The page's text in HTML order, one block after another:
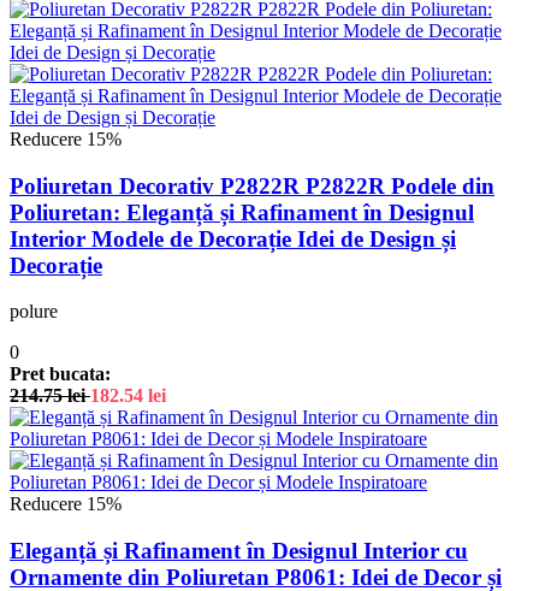
Reducere 15%
Poliuretan Decorativ P2822R P2822R Podele din
Poliuretan: Eleganță și Rafinament în Designul
Interior Modele de Decorație Idei de Design și
Decorație
polure
0
Pret bucata:
214.75lei 182.54 lei
Reducere 15%
Eleganță și Rafinament în Designul Interior cu
Ornamente din Poliuretan P8061: Idei de Decor și